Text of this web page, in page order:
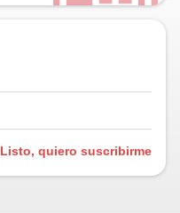
Listo, quiero suscribirme